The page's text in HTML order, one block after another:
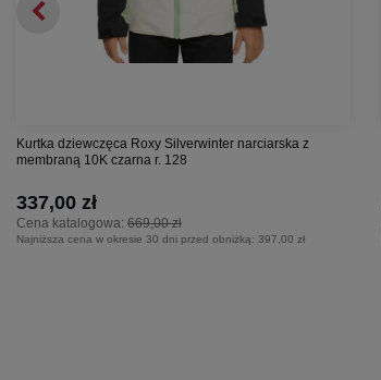
Kurtka dziewczęca Roxy Silverwinter narciarska z
membraną 10K czarna r. 128
Cena katalogowa: 669,00 zł
337,00 zł
Najniższa cena w okresie 30 dni przed obniżką: 397,00 zł